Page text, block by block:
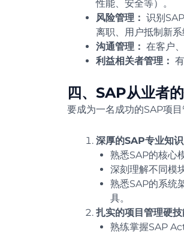
性能、安全等）。
风险管理： 识别
离职、用户抵制新系
沟通管理： 在客户
利益相关者管理：
四、SAP从业者
要成为一名成功的SAP项
深厚的SAP专业知识
熟悉SAP的核心
深刻理解不同模
熟悉SAP的系统
具。
扎实的项目管理硬技
熟练掌握SAP